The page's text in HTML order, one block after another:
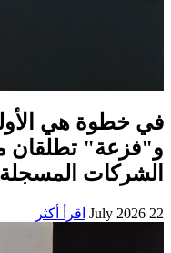
في خطوة هي
و"فزعة" تطلقان
الشركات
22 July 2026 اقرأ أكثر